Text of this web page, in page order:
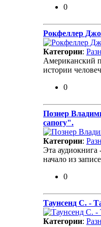
0
Рокфеллер
Категории:
Американский
истории
0
Познер
сапогу".
Категории:
Эта
начало из
0
Таунсенд С. -
Категории: